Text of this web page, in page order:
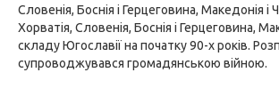
Словенія, Боснія і Герцеговина, Македонія і
Хорватія, Словенія, Боснія і Герцеговина,
складу Югославії на початку 90-х років.
супроводжувався громадянською війною.